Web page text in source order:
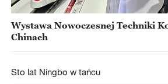
Wystawa Nowoczesnej Techniki
Chinach
Sto lat Ningbo w tańcu